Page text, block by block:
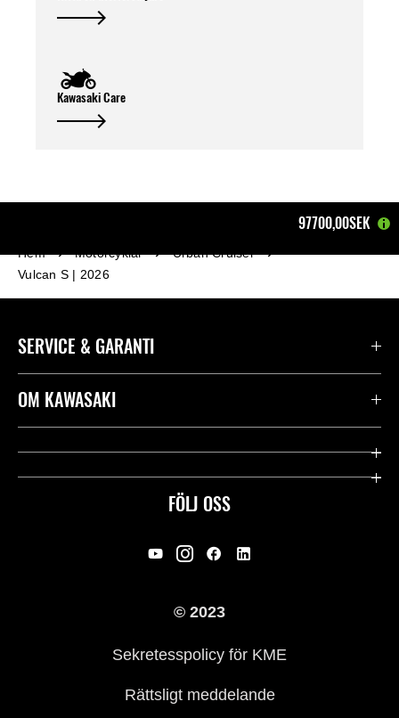
Kawasaki Care
97700,00SEK
Hem Motorcyklar
Urban Cruiser
Vulcan S | 2026
FÖLJ OSS
SERVICE & GARANTI
Kontakta oss
Användbara länkar
Rättsligt & Sekretess
OM KAWASAKI
Företag
© 2023
Sekretesspolicy för KME
Rättsligt meddelande